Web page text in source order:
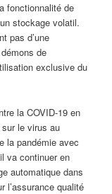
fonctionnalité de
stockage volatil.
pas d’une
de
exclusive du
la COVID-19 en
le virus au
la pandémie avec
va continuer en
automatique dans
l’assurance qualité